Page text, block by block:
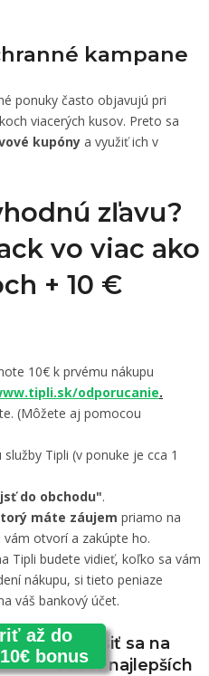
kampane
ponuky často objavujú pri
viacerých kusov. Preto sa
kupóny a využiť ich v
zľavu?
vo viac ako
+ 10 €
10€ k prvému nákupu
odporucanie.
(Môžete aj pomocou
Tipli (v ponuke je cca 1
do obchodu".
máte záujem priamo na
otvorí a zakúpte ho.
Tipli budete vidieť, koľko sa vám
nákupu, si tieto peniaze
váš bankový účet.
až do
bonus
Prihlásiť sa na
odber najlepších